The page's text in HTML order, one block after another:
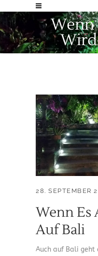
Wenn
28. SEPTEMBER
Wenn Es
Auf Bali
Auch auf Bali geht